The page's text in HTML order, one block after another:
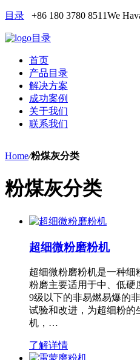
目录 +86 180 3780 8511We
目录
首页
产品目录
解决方案
成功案例
关于我们
联系我们
Home/粉煤灰分类
粉煤灰分类
超细微粉磨粉机
超细微粉磨粉机是一种细
粉磨主要适用于中、低硬
9级以下的非易燃易爆的
试验和改进，为超细粉的
机，…
了解详情